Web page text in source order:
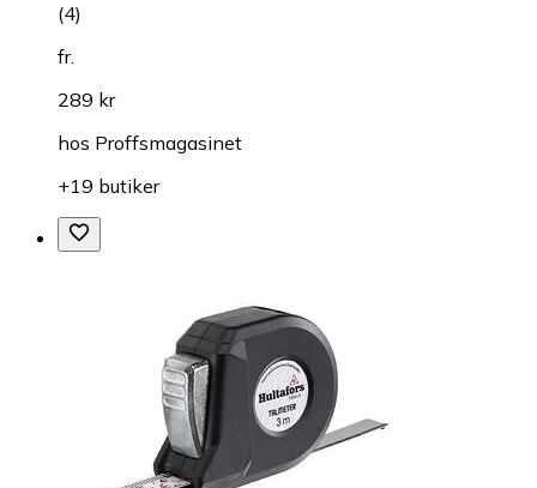
(4)
fr.
289 kr
hos Proffsmagasinet
+19 butiker